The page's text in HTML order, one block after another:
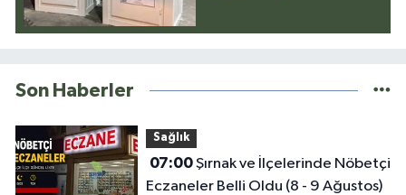
Son Haberler
Sağlık
07:00Şırnak ve İlçelerinde Nöbetçi
Eczaneler Belli Oldu (8 - 9 Ağustos)